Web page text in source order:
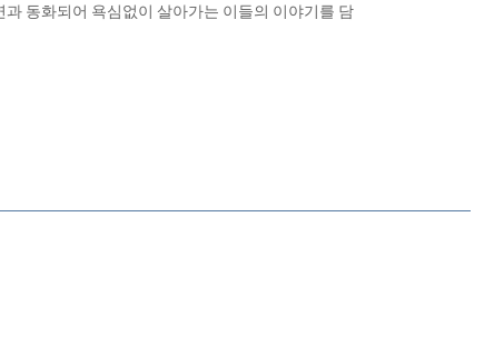
동화되어 욕심없이 살아가는 이들의 이야기를 담